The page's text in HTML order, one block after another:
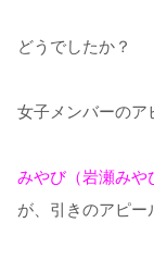
どうでしたか？
女子メンバーのア
みやび（岩瀬みや
が、引きのアピー